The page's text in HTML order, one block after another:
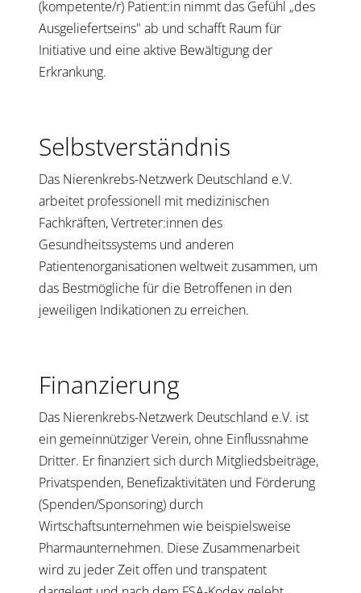
(kompetente/r) Patient:in nimmt das Gefühl „des
Ausgeliefertseins" ab und schafft Raum für
Initiative und eine aktive Bewältigung der
Erkrankung.
Selbstverständnis
Das Nierenkrebs-Netzwerk Deutschland e.V.
arbeitet professionell mit medizinischen
Fachkräften, Vertreter:innen des
Gesundheitssystems und anderen
Patientenorganisationen weltweit zusammen, um
das Bestmögliche für die Betroffenen in den
jeweiligen Indikationen zu erreichen.
Finanzierung
Das Nierenkrebs-Netzwerk Deutschland e.V. ist
ein gemeinnütziger Verein, ohne Einflussnahme
Dritter. Er finanziert sich durch Mitgliedsbeiträge,
Privatspenden, Benefizaktivitäten und Förderung
(Spenden/Sponsoring) durch
Wirtschaftsunternehmen wie beispielsweise
Pharmaunternehmen. Diese Zusammenarbeit
wird zu jeder Zeit offen und transpatent